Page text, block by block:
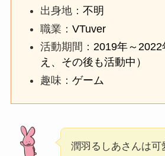
出身地：不明
職業：VTuver
活動期間：2019年～
え、その後も活動中）
趣味：ゲーム
潤羽るしあさんは可